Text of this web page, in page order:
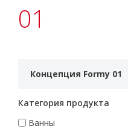
01
Концепция Formy 01
Категория продукта
Ванны